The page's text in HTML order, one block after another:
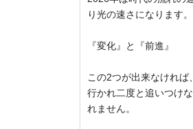
り光の速さになります
『変化』と『前進』
この2つが出来なければ
行かれ二度と追いつけ
れません。